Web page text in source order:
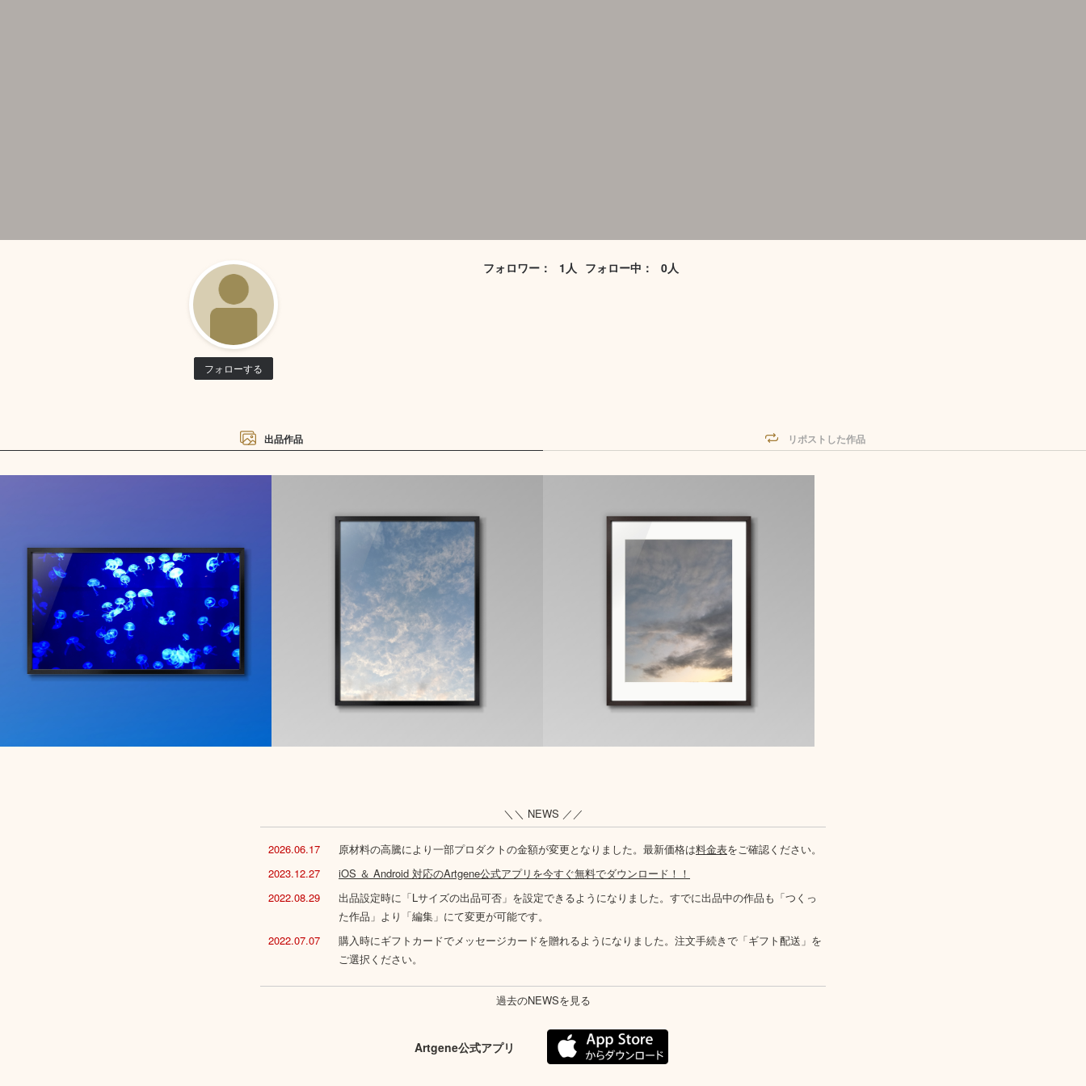
フォローする
フォロワー： 1人 フォロー中： 0人
出品作品 リポストした作品
＼＼ NEWS ／／
2026.06.17 原材料の高騰により一部プロダクトの金額が変更となりました。最新価格は料金表をご確認ください。
2023.12.27
iOS ＆ Android 対応のArtgene公式アプリを今すぐ無料でダウンロード！！
2022.08.29
出品設定時に「Lサイズの出品可否」を設定できるようになりました。すでに出品中の作品も「つくっ
た作品」より「編集」にて変更が可能です。
2022.07.07
購入時にギフトカードでメッセージカードを贈れるようになりました。注文手続きで「ギフト配送」を
ご選択ください。
過去のNEWSを見る
Artgene公式アプリ